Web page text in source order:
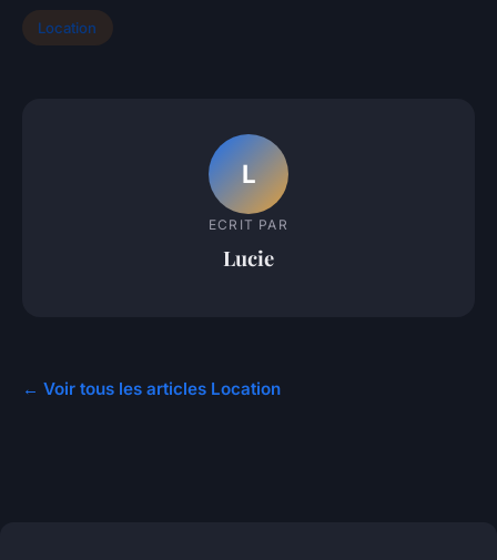
Location
L
ECRIT PAR
Lucie
← Voir tous les articles Location